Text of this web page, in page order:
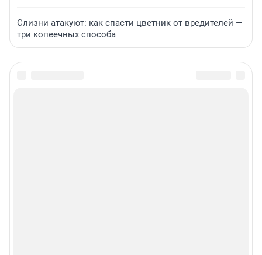
Слизни атакуют: как спасти цветник от вредителей —
три копеечных способа